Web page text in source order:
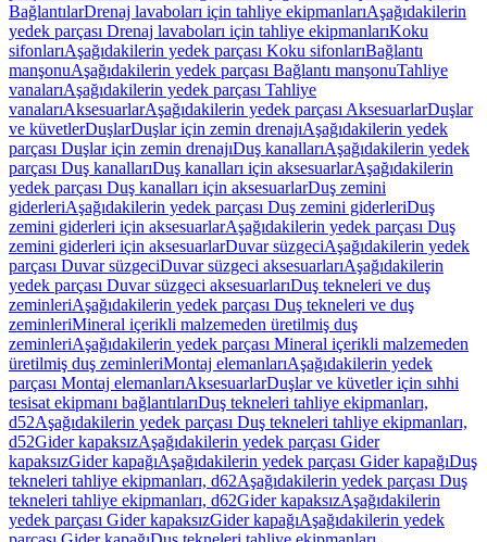
BağlantılarDrenaj lavaboları için tahliye ekipmanlarıAşağıdakilerin
yedek parçası Drenaj lavaboları için tahliye ekipmanlarıKoku
sifonlarıAşağıdakilerin yedek parçası Koku sifonlarıBağlantı
manşonuAşağıdakilerin yedek parçası Bağlantı manşonuTahliye
vanalarıAşağıdakilerin yedek parçası Tahliye
vanalarıAksesuarlarAşağıdakilerin yedek parçası AksesuarlarDuşlar
ve küvetlerDuşlarDuşlar için zemin drenajıAşağıdakilerin yedek
parçası Duşlar için zemin drenajıDuş kanallarıAşağıdakilerin yedek
parçası Duş kanallarıDuş kanalları için aksesuarlarAşağıdakilerin
yedek parçası Duş kanalları için aksesuarlarDuş zemini
giderleriAşağıdakilerin yedek parçası Duş zemini giderleriDuş
zemini giderleri için aksesuarlarAşağıdakilerin yedek parçası Duş
zemini giderleri için aksesuarlarDuvar süzgeciAşağıdakilerin yedek
parçası Duvar süzgeciDuvar süzgeci aksesuarlarıAşağıdakilerin
yedek parçası Duvar süzgeci aksesuarlarıDuş tekneleri ve duş
zeminleriAşağıdakilerin yedek parçası Duş tekneleri ve duş
zeminleriMineral içerikli malzemeden üretilmiş duş
zeminleriAşağıdakilerin yedek parçası Mineral içerikli malzemeden
üretilmiş duş zeminleriMontaj elemanlarıAşağıdakilerin yedek
parçası Montaj elemanlarıAksesuarlarDuşlar ve küvetler için sıhhi
tesisat ekipmanı bağlantılarıDuş tekneleri tahliye ekipmanları,
d52Aşağıdakilerin yedek parçası Duş tekneleri tahliye ekipmanları,
d52Gider kapaksızAşağıdakilerin yedek parçası Gider
kapaksızGider kapağıAşağıdakilerin yedek parçası Gider kapağıDuş
tekneleri tahliye ekipmanları, d62Aşağıdakilerin yedek parçası Duş
tekneleri tahliye ekipmanları, d62Gider kapaksızAşağıdakilerin
yedek parçası Gider kapaksızGider kapağıAşağıdakilerin yedek